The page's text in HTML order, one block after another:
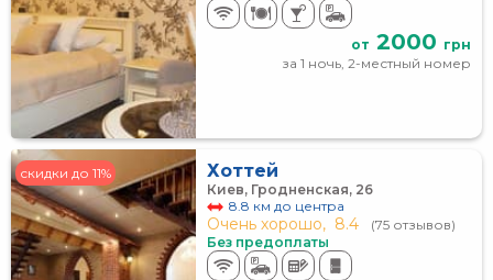
от 2000 грн
за 1 ночь, 2-местный номер
скидки до 11% Хоттей
Киев, Гродненская, 26
8.8 км до центра
Очень хорошо, 8.4
(75 отзывов)
Без предоплаты